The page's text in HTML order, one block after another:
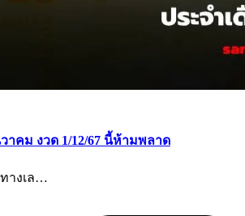
าคม งวด 1/12/67 นี้ห้ามพลาด
างเล…